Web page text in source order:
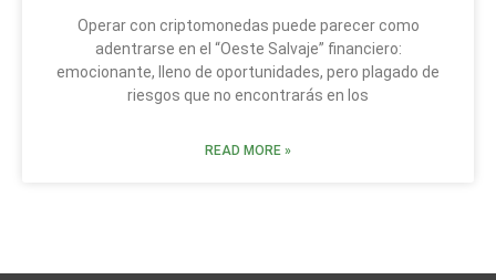
Operar con criptomonedas puede parecer como
adentrarse en el “Oeste Salvaje” financiero:
emocionante, lleno de oportunidades, pero plagado de
riesgos que no encontrarás en los
READ MORE »